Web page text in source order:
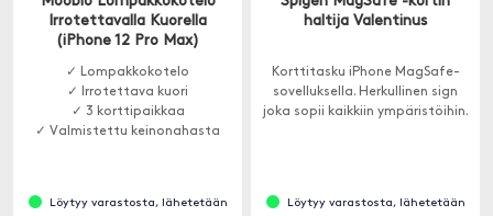
Irrotettavalla Kuorella
(iPhone 12 Pro Max)
✓ Lompakkokotelo
✓ Irrotettava kuori
✓ 3 korttipaikkaa
✓ Valmistettu keinonahasta
Löytyy varastosta, lähetetään
haltija Valentinus
Korttitasku iPhone MagSafe-
sovelluksella. Herkullinen sign
joka sopii kaikkiin ympäristöihin.
Löytyy varastosta, lähetetään